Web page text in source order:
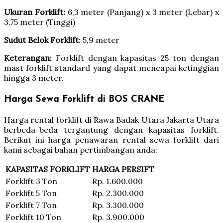
Ukuran Forklift:6,3 meter (Panjang) x 3 meter (Lebar) x
3,75 meter (Tinggi)
Sudut Belok Forklift: 5,9 meter
Keterangan: Forklift dengan kapasitas 25 ton dengan
mast forklift standard yang dapat mencapai ketinggian
hingga 3 meter.
Harga Sewa Forklift di BOS CRANE
Harga rental forklift di Rawa Badak Utara Jakarta Utara
berbeda-beda tergantung dengan kapasitas forklift.
Berikut ini harga penawaran rental sewa forklift dari
kami sebagai bahan pertimbangan anda:
KAPASITAS FORKLIFT HARGA PERSIFT
Forklift 3 Ton
Rp. 1.600.000
Forklift 5 Ton
Rp. 2.300.000
Forklift 7 Ton
Rp. 3.300.000
Forklift 10 Ton
Rp. 3.900.000